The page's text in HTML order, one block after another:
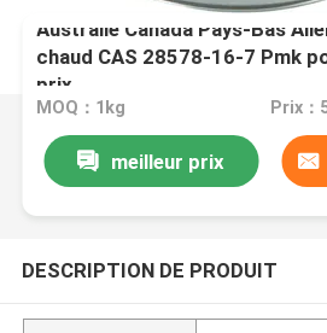
Australie Canada Pays-Bas
chaud CAS 28578-16-7 Pmk
prix
MOQ：1kg Prix：
meilleur prix
DESCRIPTION DE PRODUIT